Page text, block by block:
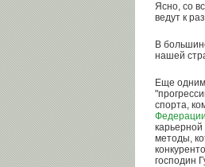
Ясно, со
ведут к
В
нашей
Еще
спорта,
методы,
господин